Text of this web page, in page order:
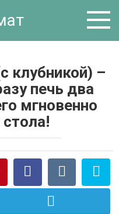
клубникой) –
печь два
мгновенно